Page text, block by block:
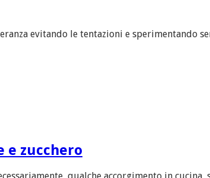
evitando le tentazioni e sperimentando
e zucchero